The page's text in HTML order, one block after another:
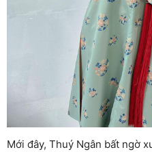
Mới đây, Thuý Ngân bất ngờ